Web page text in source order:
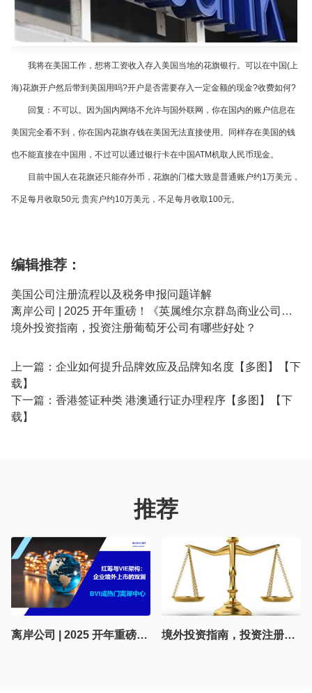
我将在美国工作，想将工资收入存入美国当地的花旗银行。可以在中国(上
海)花旗开户然后带到美国用吗?开户是否需要存入一定金额的现金?收费如何?
回复：不可以。因为国内网络不允许与国外联网，你在国内的账户信息在
美国完全看不到，你在国内花旗存钱在美国无法直接使用。同样存在美国的钱
也不能直接在中国用，不过可以通过银行卡在中国ATM机取人民币现金。
目前中国人在花旗还只能存外币，花旗的门槛大致是普通账户约1万美元，
不足每月收取50元 贵宾户约10万美元，不足每月收取100元。
编辑推荐：
美国公司注册流程以及税务申报问题详解
离岸公司 | 2025 开年重磅！《英属维尔京群岛商业公司（修订）法》于1月2日生效
境外投资指南，投资注册葡萄牙公司有哪些好处？
上一篇： 企业如何提升品牌效应及品牌知名度【多图】【下
载】
下一篇： 香港签证种类 港澳通行证办理程序【多图】【下
载】
推荐
离岸公司 | 2025 开年重磅！《英属维尔京群岛商业公司（修订）法》于1月2日生效 境外投资指南，投资注册葡萄牙公司有哪些好处？